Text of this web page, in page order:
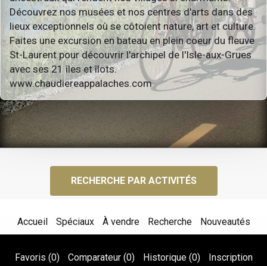
Découvrez nos musées et nos centres d'arts dans des
lieux exceptionnels où se côtoient nature, art et culture.
Faites une excursion en bateau en plein coeur du fleuve
St-Laurent pour découvrir l'archipel de l'Isle-aux-Grues
avec ses 21 îles et îlots.
www.chaudiereappalaches.com
RECHERCHE PAR ACTIVITÉS
Accueil Spéciaux À vendre Recherche Nouveautés
Favoris (0) Comparateur (0) Historique (0) Inscription